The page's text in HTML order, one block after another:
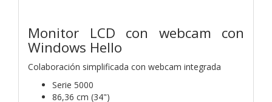
Monitor LCD con webcam con
Windows Hello
Colaboración simplificada con webcam integrada
Serie 5000
86,36 cm (34")